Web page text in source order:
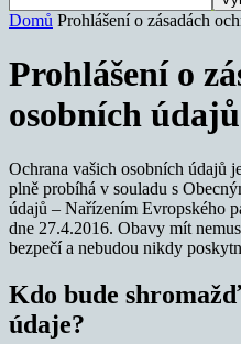
Domů Prohlášení o zásadách
Prohlášení o
osobních údajů
Ochrana vašich osobních údajů
plně probíhá v souladu s
údajů – Nařízením Evropského
dne 27.4.2016. Obavy mít
bezpečí a nebudou nikdy
Kdo bude
údaje?